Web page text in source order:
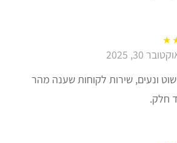
30, 2025
ונעים, שירות לקוחות שענה מהר